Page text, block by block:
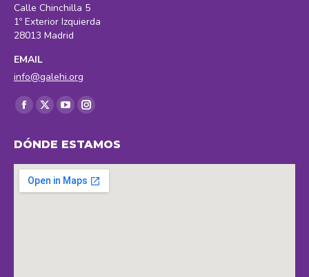
Calle Chinchilla 5
1º Exterior Izquierda
28013 Madrid
EMAIL
info@galehi.org
Encuéntranos en:
Facebook
opens
in
new
X
opens
in
new
YouTube
opens
in
new
Instagram
opens
in
new
DÓNDE ESTAMOS